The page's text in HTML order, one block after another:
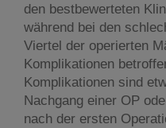
den bestbewerteten
während bei den
Viertel der operierten
Komplikationen
Komplikationen sind
Nachgang einer OP
nach der ersten